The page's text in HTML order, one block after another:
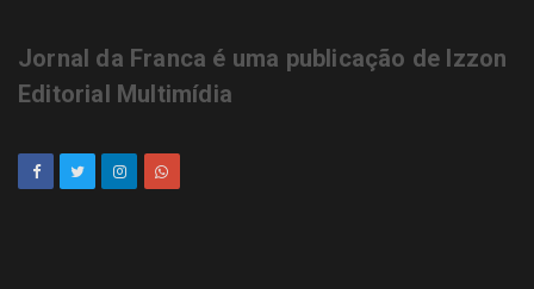
Jornal da Franca é uma publicação de Izzon
Editorial Multimídia